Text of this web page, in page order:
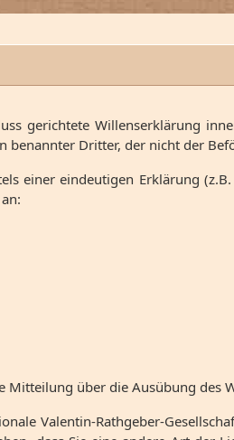
gerichtete Willenserklärung
benannter Dritter, der nicht der
einer eindeutigen Erklärung
Mitteilung über die Ausübung
Valentin-Rathgeber-